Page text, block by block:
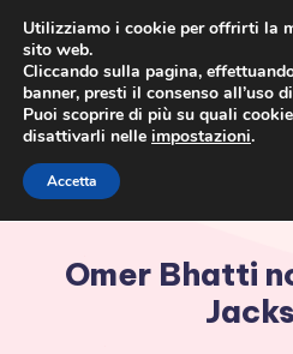
Omer Bhatti
Utilizziamo i cookie per offrirti la
sito web.
Cliccando sulla pagina,
banner, presti il consenso all’uso
Puoi scoprire di più su quali
disattivarli nelle impostazioni.
Accetta